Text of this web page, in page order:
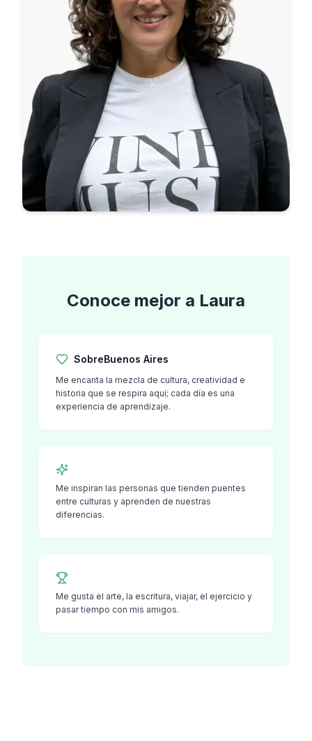
Conoce mejor a Laura
SobreBuenos Aires
Me encanta la mezcla de cultura, creatividad e
historia que se respira aquí; cada día es una
experiencia de aprendizaje.
Me inspiran las personas que tienden puentes
entre culturas y aprenden de nuestras
diferencias.
Me gusta el arte, la escritura, viajar, el ejercicio y
pasar tiempo con mis amigos.